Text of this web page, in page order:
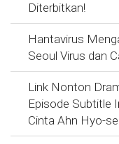
Diterbitkan!
Hantavirus
Seoul Virus dan
Link Nonton
Episode Subtitle
Cinta Ahn Hyo-